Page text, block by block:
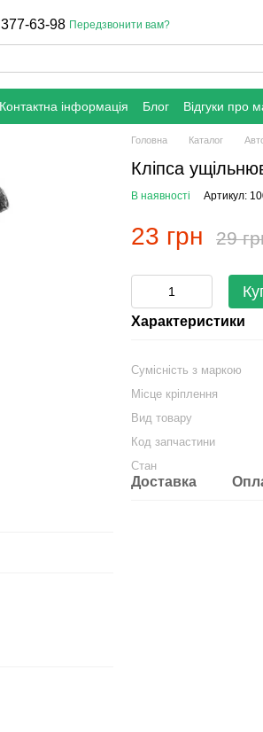
63-98 Передзвонити вам?
Контактна інформація Блог Відгуки про
Головна Каталог
Кліпса
В наявності Артикул:
23 грн 29
Характеристики
Сумісність з маркою
Місце кріплення
Вид товару
Код запчастини
Стан
Доставка